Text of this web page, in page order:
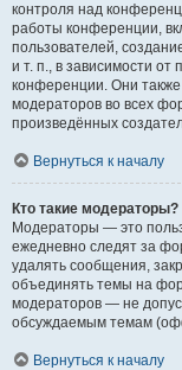
контроля над
работы конференции,
пользователей,
и т. п., в зависимости
конференции. Они также
модераторов во всех
произведённых
Вернуться к началу
Кто такие модераторы?
Модераторы — это
ежедневно следят за
удалять сообщения,
объединять темы на
модераторов — не
обсуждаемым темам
Вернуться к началу